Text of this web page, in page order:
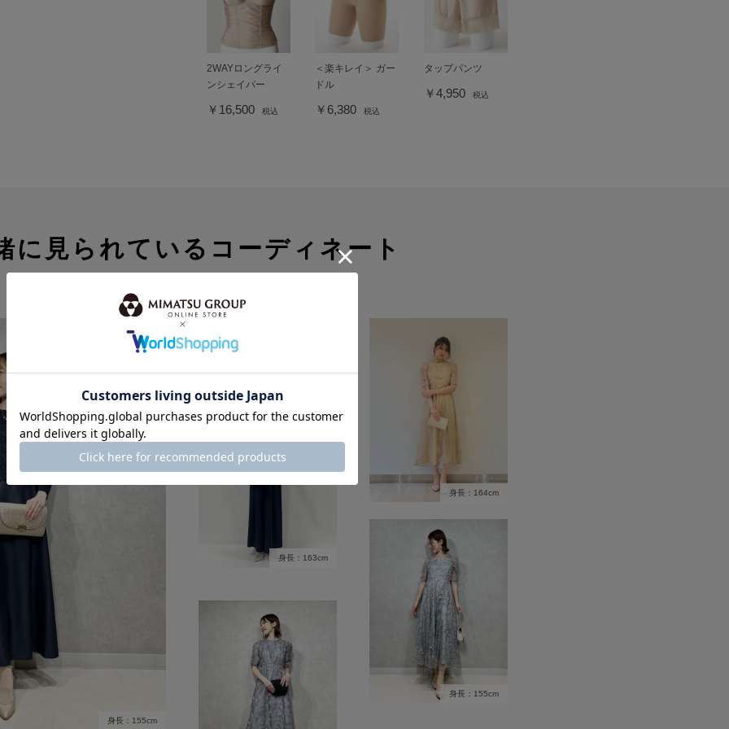
2WAYロングライ
ンシェイパー
￥16,500 税込
＜楽キレイ＞ ガー
ドル
￥6,380 税込
タップパンツ
￥4,950 税込
に見られているコーディネート
身長：155cm
身長：163cm
身長：164cm
身長：155cm